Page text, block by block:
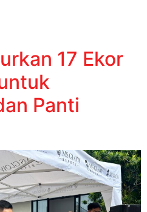
17 Ekor
Panti